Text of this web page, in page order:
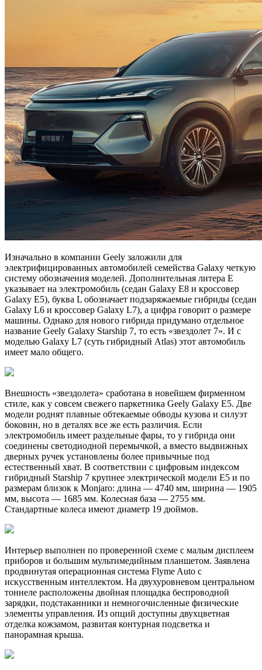
Изначально в компании Geely заложили для
электрифицированных автомобилей семейства Galaxy четкую
систему обозначения моделей. Дополнительная литера E
указывает на электромобиль (седан Galaxy E8 и кроссовер
Galaxy E5), буква L обозначает подзаряжаемые гибриды (седан
Galaxy L6 и кроссовер Galaxy L7), а цифра говорит о размере
машины. Однако для нового гибрида придумано отдельное
название Geely Galaxy Starship 7, то есть «звездолет 7». И с
моделью Galaxy L7 (суть гибридный Atlas) этот автомобиль
имеет мало общего.
Внешность «звездолета» сработана в новейшем фирменном
стиле, как у совсем свежего паркетника Geely Galaxy E5. Две
модели роднят плавные обтекаемые обводы кузова и силуэт
боковин, но в деталях все же есть различия. Если
электромобиль имеет раздельные фары, то у гибрида они
соединены светодиодной перемычкой, а вместо выдвижных
дверных ручек установлены более привычные под
естественный хват. В соответствии с цифровым индексом
гибридный Starship 7 крупнее электрической модели E5 и по
размерам близок к Monjaro: длина — 4740 мм, ширина — 1905
мм, высота — 1685 мм. Колесная база — 2755 мм.
Стандартные колеса имеют диаметр 19 дюймов.
Интерьер выполнен по проверенной схеме с малым дисплеем
приборов и большим мультимедийным планшетом. Заявлена
продвинутая операционная система Flyme Auto с
искусственным интеллектом. На двухуровневом центральном
тоннеле расположены двойная площадка беспроводной
зарядки, подстаканники и немногочисленные физические
элементы управления. Из опций доступны двухцветная
отделка кожзамом, развитая контурная подсветка и
панорамная крыша.